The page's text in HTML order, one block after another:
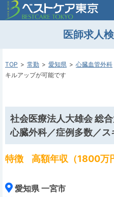
医師がはじめた
医師のための
転職支援
転職支援のお
医師求人
TOP 常勤 愛知県 心臓血管外科
キルアップが可能です
社会医療法人大雄会 総
心臓外科／症例多数／
特徴 高額年収（1800万
愛知県 一宮市